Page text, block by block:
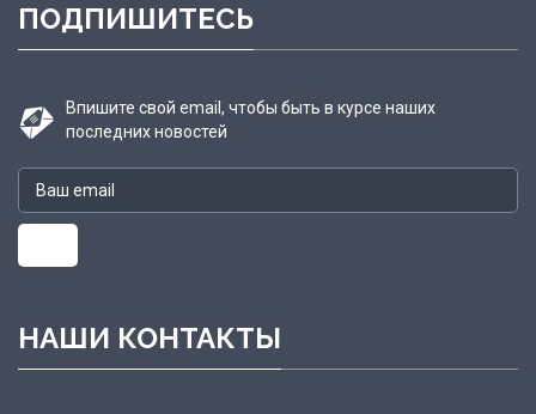
ПОДПИШИТЕСЬ
Впишите свой email, чтобы быть в курсе наших
последних новостей
НАШИ КОНТАКТЫ